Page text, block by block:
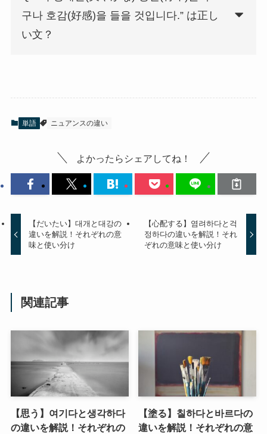
구나 호감(好感)을 들을 것입니다.” は正し
い文？
単語 ニュアンスの違い
よかったらシェアしてね！
【だいたい】대개と대강の
違いを解説！それぞれの意
味と使い分け
【心配する】염려하다と걱
정하다の違いを解説！それ
ぞれの意味と使い分け
関連記事
【思う】여기다と생각하다
の違いを解説！それぞれの
【塗る】칠하다と바르다の
違いを解説！それぞれの意